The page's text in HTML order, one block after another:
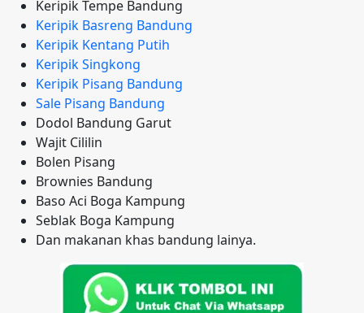
Keripik Tempe Bandung
Keripik Basreng Bandung
Keripik Kentang Putih
Keripik Singkong
Keripik Pisang Bandung
Sale Pisang Bandung
Dodol Bandung Garut
Wajit Cililin
Bolen Pisang
Brownies Bandung
Baso Aci Boga Kampung
Seblak Boga Kampung
Dan makanan khas bandung lainya.